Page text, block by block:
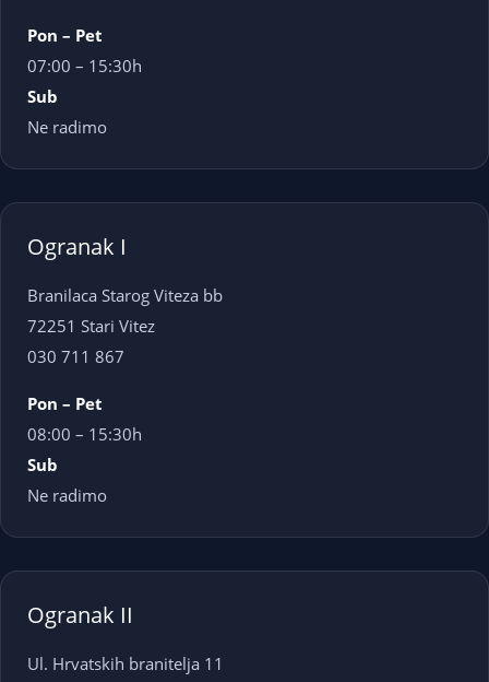
Pon – Pet
07:00 – 15:30h
Sub
Ne radimo
Ogranak I
Branilaca Starog Viteza bb
72251 Stari Vitez
030 711 867
Pon – Pet
08:00 – 15:30h
Sub
Ne radimo
Ogranak II
Ul. Hrvatskih branitelja 11